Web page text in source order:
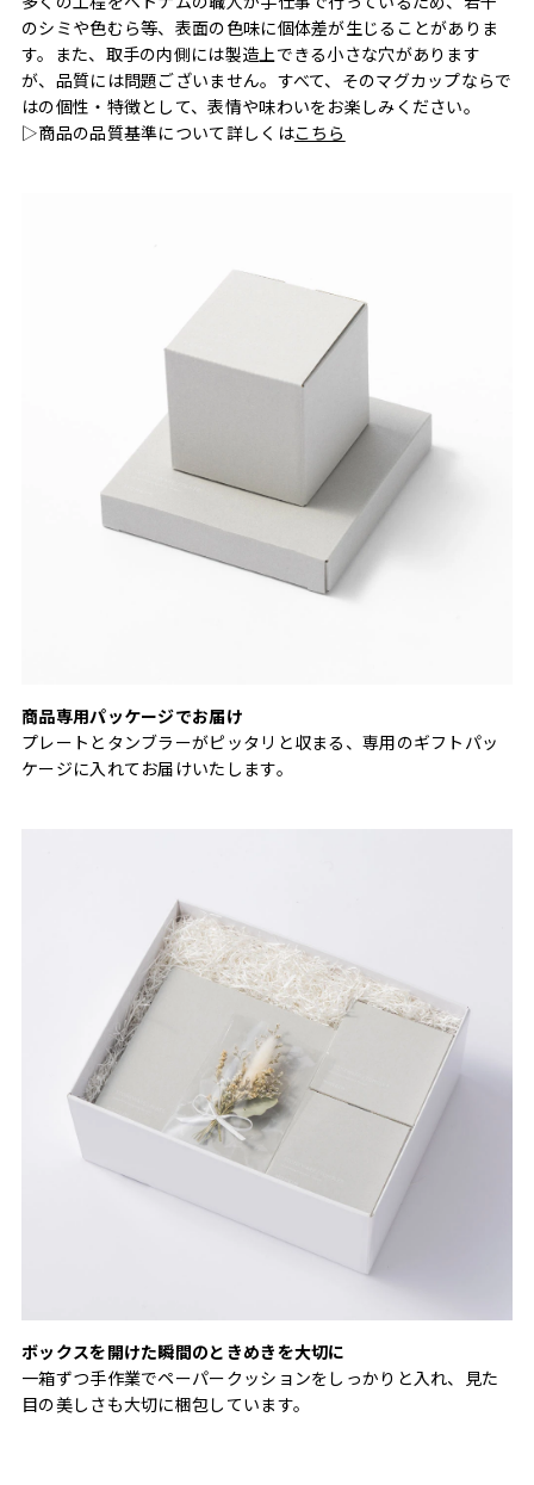
のシミや色むら等、表面の色味に個体差が生じることがありま
す。また、取手の内側には製造上できる小さな穴があります
が、品質には問題ございません。すべて、そのマグカップならで
はの個性・特徴として、表情や味わいをお楽しみください。
▷商品の品質基準について詳しくはこちら
商品専用パッケージでお届け
プレートとタンブラーがピッタリと収まる、専用のギフトパッ
ケージに入れてお届けいたします。
ボックスを開けた瞬間のときめきを大切に
一箱ずつ手作業でペーパークッションをしっかりと入れ、見た
目の美しさも大切に梱包しています。